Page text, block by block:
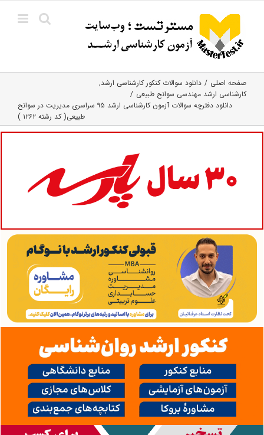
content
صفحه اصلی
دانلود سوالات کنکور کارشناسی ارشد
کارشناسی ارشد مهندسی سوانح طبیعی
دانلود دفترچه سوالات آزمون کارشناسی ارشد ۹۵ سراسری مدیریت در سوانح
طبیعی( کد رشته ۱۲۶۲ )